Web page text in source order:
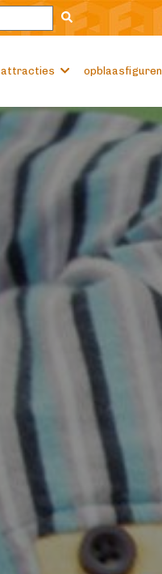
attracties opblaasfiguren